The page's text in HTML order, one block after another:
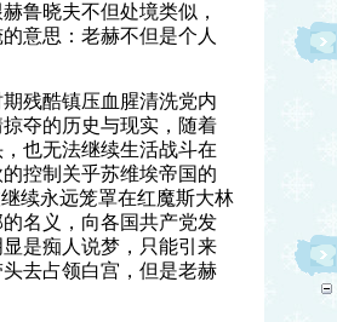
鲁晓夫不但处境类似，
意思：老赫不但是个人
残酷镇压血腥清洗党内
夺的历史与现实，随着
也无法继续生活战斗在
控制关乎苏维埃帝国的
续永远笼罩在红魔斯大林
名义，向各国共产党发
是痴人说梦，只能引来
去占领白宫，但是老赫